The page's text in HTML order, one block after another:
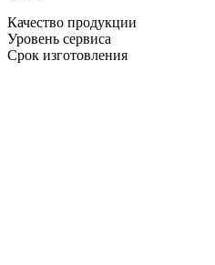
Качество продукции
Уровень сервиса
Срок изготовления